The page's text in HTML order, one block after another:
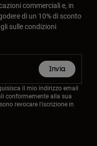
commerciali e, in
di un 10% di sconto
sulle condizioni
Invia
il mio indirizzo email
conformemente alla sua
revocare l'iscrizione in